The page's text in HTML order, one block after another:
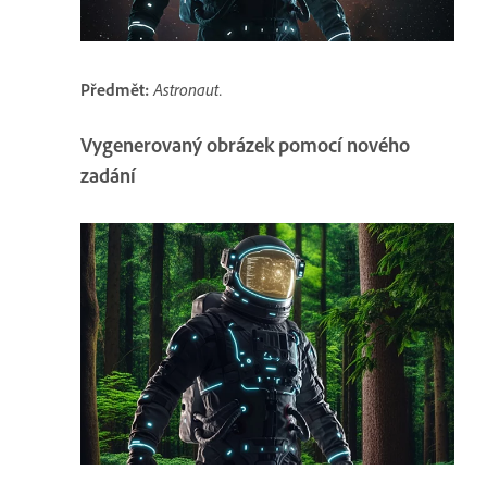
Předmět: Astronaut.
Vygenerovaný obrázek pomocí nového
zadání